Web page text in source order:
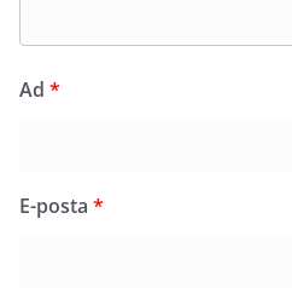
Ad *
E-posta *